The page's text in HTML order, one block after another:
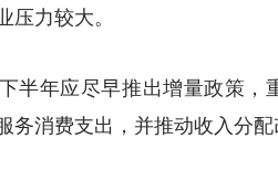
压力较大。
半年应尽早推出增量政策，
务消费支出，并推动收入分配